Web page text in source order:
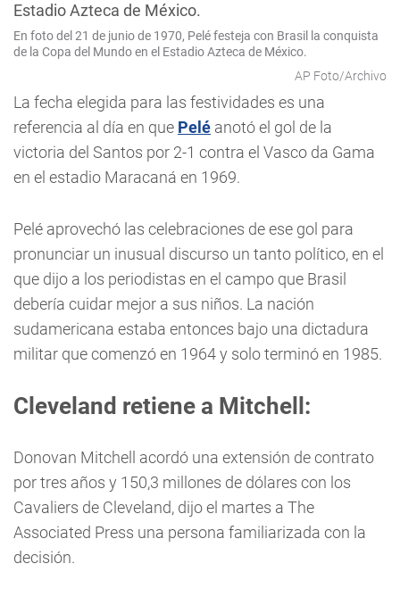
En foto del 21 de junio de 1970, Pelé festeja con Brasil la conquista
de la Copa del Mundo en el Estadio Azteca de México.
AP Foto/Archivo
La fecha elegida para las festividades es una
referencia al día en que Pelé anotó el gol de la
victoria del Santos por 2-1 contra el Vasco da Gama
en el estadio Maracaná en 1969.
Pelé aprovechó las celebraciones de ese gol para
pronunciar un inusual discurso un tanto político, en el
que dijo a los periodistas en el campo que Brasil
debería cuidar mejor a sus niños. La nación
sudamericana estaba entonces bajo una dictadura
militar que comenzó en 1964 y solo terminó en 1985.
Cleveland retiene a Mitchell:
Donovan Mitchell acordó una extensión de contrato
por tres años y 150,3 millones de dólares con los
Cavaliers de Cleveland, dijo el martes a The
Associated Press una persona familiarizada con la
decisión.